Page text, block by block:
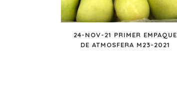
24-NOV-21 PRIMER EMPAQUE
DE ATMOSFERA M23-2021